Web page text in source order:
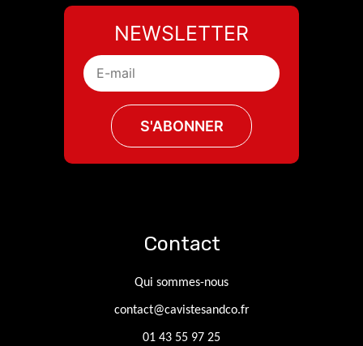
NEWSLETTER
Contact
Qui sommes-nous
contact@cavistesandco.fr
01 43 55 97 25